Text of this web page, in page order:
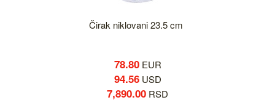
Čirak niklovani 23.5 cm
78.80EUR
94.56USD
7,890.00 RSD